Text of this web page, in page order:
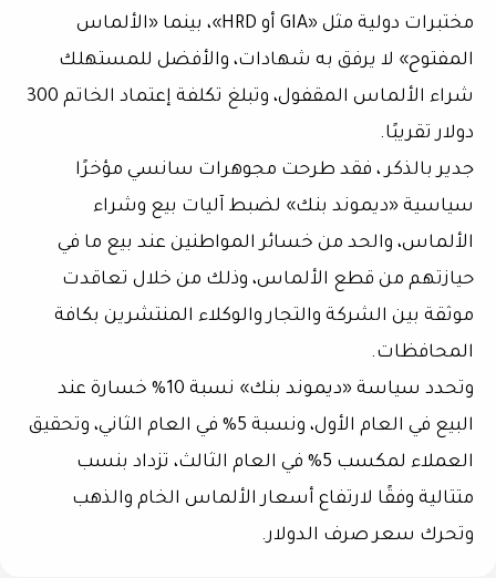
مختبرات دولية مثل «GIA أو HRD»، بينما «الألماس
المفتوح» لا يرفق به شهادات، والأفضل للمستهلك
شراء الألماس المقفول، وتبلغ تكلفة إعتماد الخاتم 300
دولار تقريبًا.
جدير بالذكر ، فقد طرحت مجوهرات سانسي مؤخرًا
سياسية «ديموند بنك» لضبط آليات بيع وشراء
الألماس، والحد من خسائر المواطنين عند بيع ما في
حيازتهم من قطع الألماس، وذلك من خلال تعاقدت
موثقة بين الشركة والتجار والوكلاء المنتشرين بكافة
المحافظات.
وتحدد سياسة «ديموند بنك» نسبة 10% خسارة عند
البيع في العام الأول، ونسبة 5% في العام الثاني، وتحقيق
العملاء لمكسب 5% في العام الثالث، تزداد بنسب
متتالية وفقًا لارتفاع أسعار الألماس الخام والذهب
وتحرك سعر صرف الدولار.